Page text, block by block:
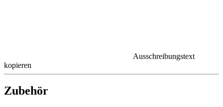
Ausschreibungstext
kopieren
Zubehör